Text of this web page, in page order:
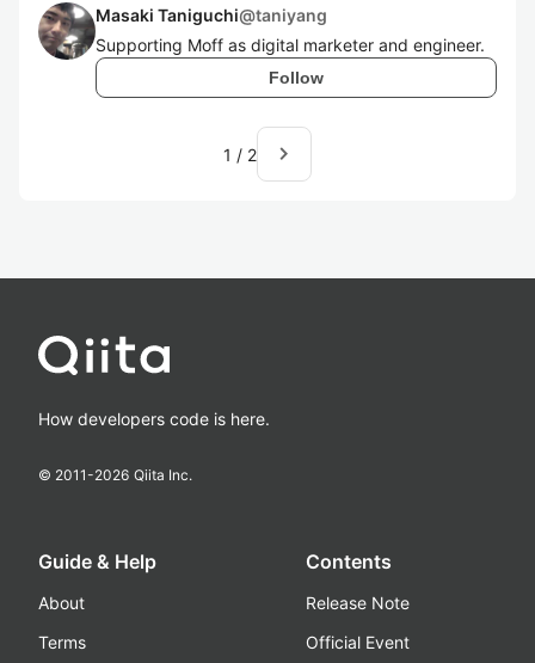
Masaki Taniguchi@taniyang
Supporting Moff as digital marketer and engineer.
Follow
1 / 2 navigate_next
How developers code is here.
© 2011-2026 Qiita Inc.
Guide & Help
About
Terms
Contents
Release Note
Official Event